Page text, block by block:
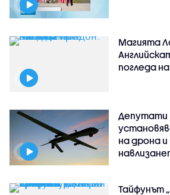
Магията
погледа
Депутати
на дрона
Тайфунът